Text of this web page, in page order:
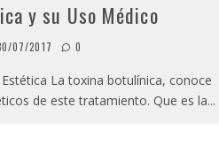
y su Uso Médico
07/2017 0
La toxina botulínica, conoce
de este tratamiento. Que es la...